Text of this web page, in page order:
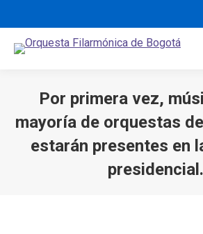
Por primera vez,
mayoría de orquestas
estarán presentes en
presidencial.